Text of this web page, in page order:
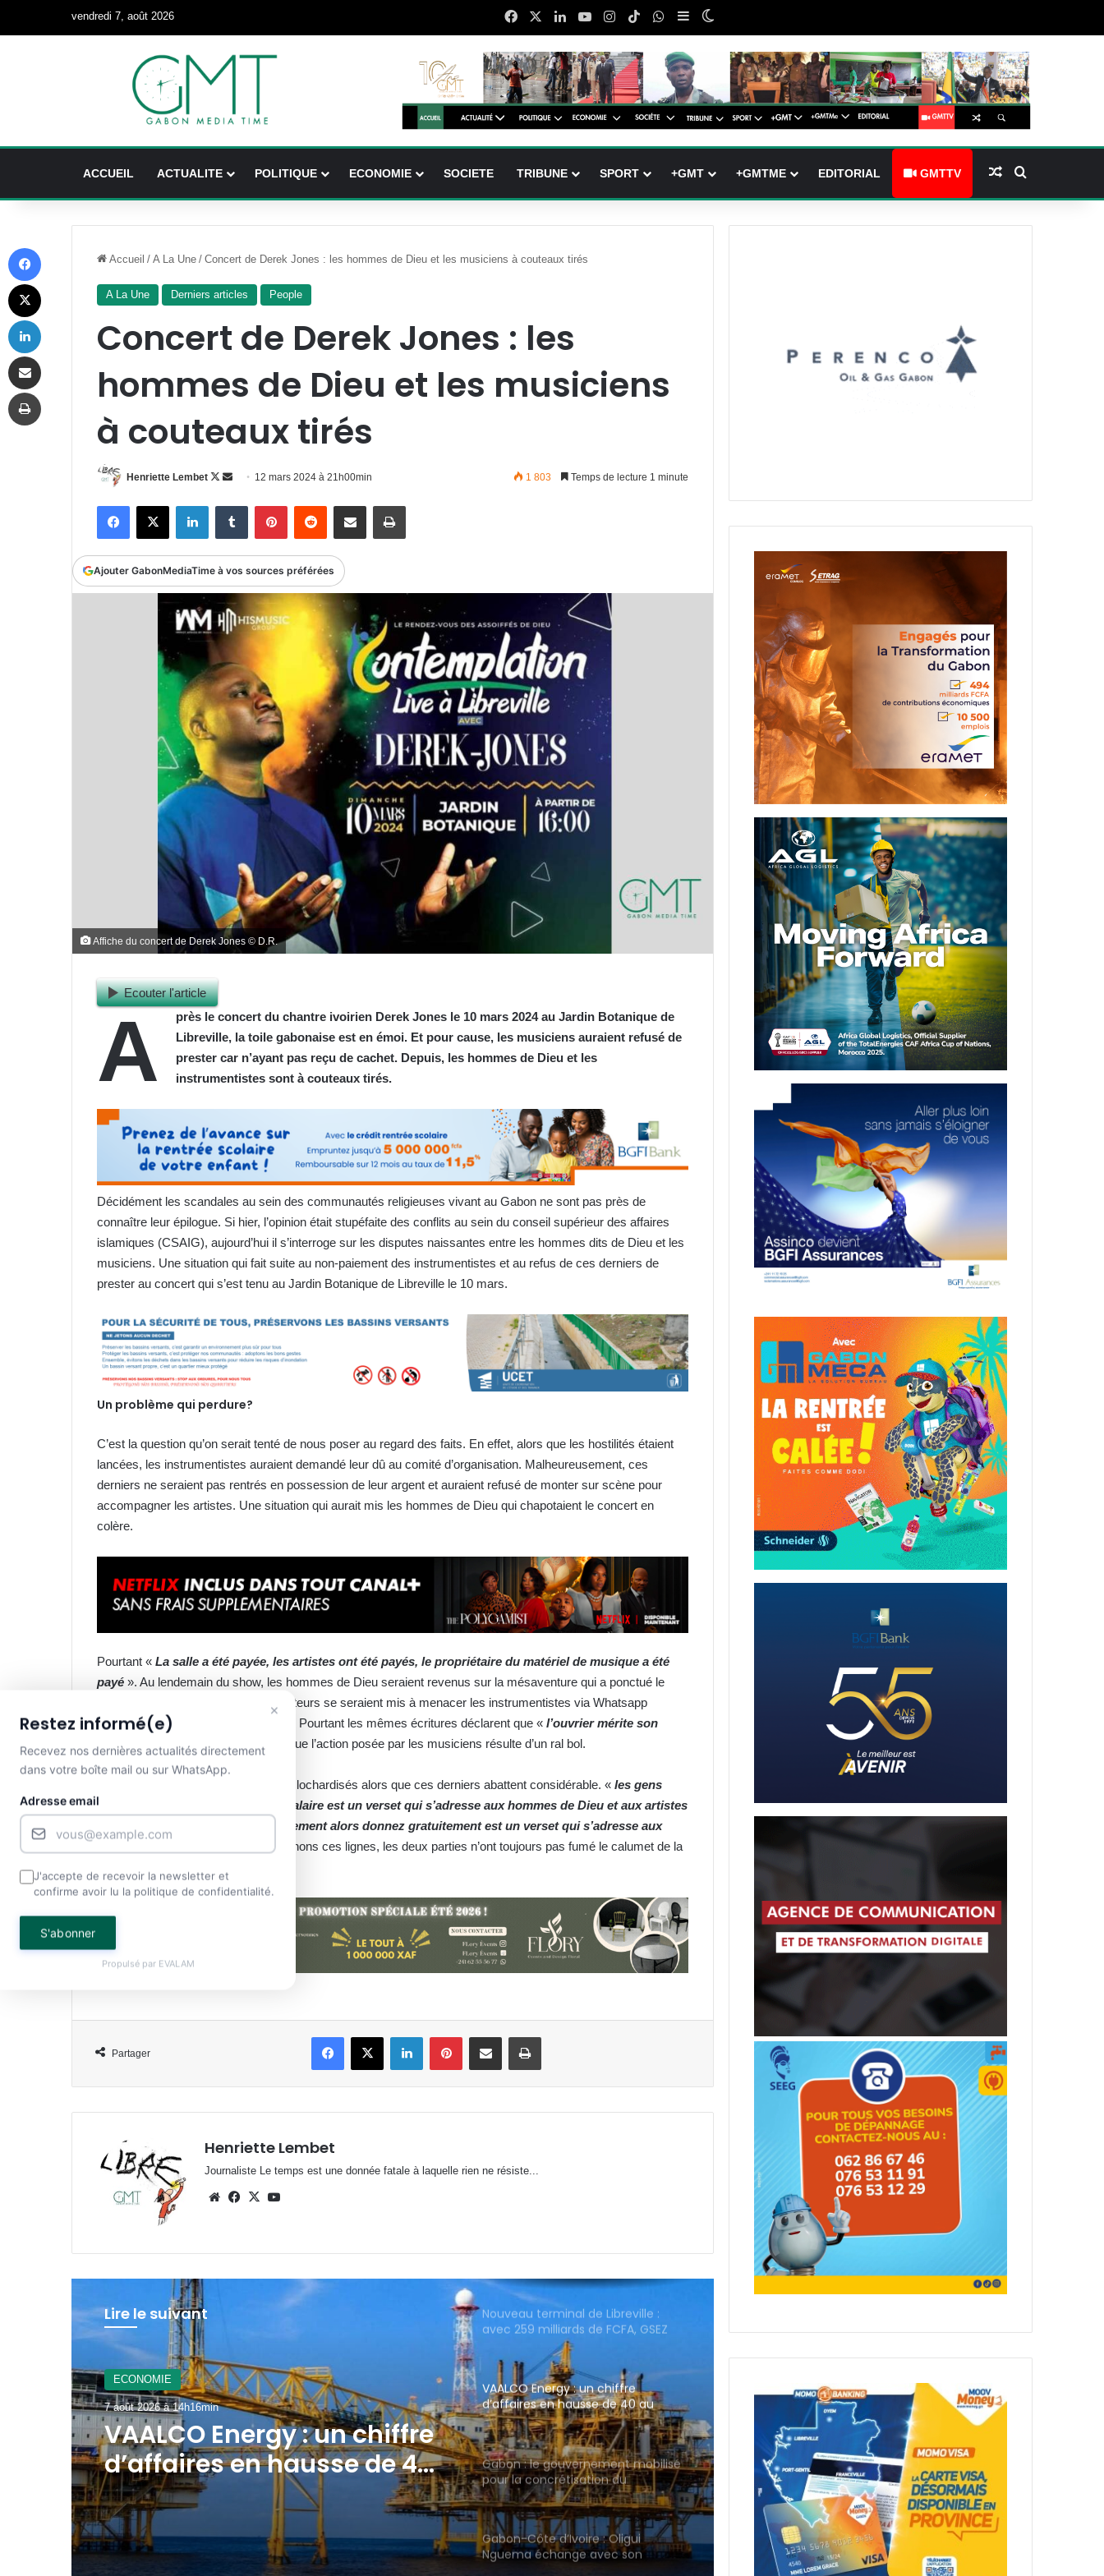
vendredi 7, août 2026 FacebookLinkedinYouTubeInstagram
TikTokWhatsApp
Sidebar (barre latérale)
ACCUEIL ACTUALITE POLITIQUE ECONOMIE SOCIETE TRIBUNE SPORT +GMT +GMTME EDITORIAL GMTTV Article Aléatoire
Accueil / A La Une / Concert de Derek Jones : les hommes de Dieu et les musiciens à couteaux tirés
A La Une Derniers articles People
Concert de Derek Jones : les
hommes de Dieu et les musiciens
à couteaux tirés
Henriette Lembet
Follow
Envoyer
courriel
12 mars 2024 à 21h00min 1 803 Temps de lecture 1 minute
FacebookX LinkedinTumblr PinterestReddit Partager par email Imprimer
Ajouter GabonMediaTime à vos sources préférées
Affiche du concert de Derek Jones © D.R.
Ecouter l'article
A
près le concert du chantre ivoirien Derek Jones le 10 mars 2024 au Jardin Botanique de
Libreville, la toile gabonaise est en émoi. Et pour cause, les musiciens auraient refusé de
prester car n’ayant pas reçu de cachet. Depuis, les hommes de Dieu et les
instrumentistes sont à couteaux tirés.
Décidément les scandales au sein des communautés religieuses vivant au Gabon ne sont pas près de
connaître leur épilogue. Si hier, l’opinion était stupéfaite des conflits au sein du conseil supérieur des affaires
islamiques (CSAIG), aujourd’hui il s’interroge sur les disputes naissantes entre les hommes dits de Dieu et les
musiciens. Une situation qui fait suite au non-paiement des instrumentistes et au refus de ces derniers de
prester au concert qui s’est tenu au Jardin Botanique de Libreville le 10 mars.
Un problème qui perdure?
C’est la question qu’on serait tenté de nous poser au regard des faits. En effet, alors que les hostilités étaient
lancées, les instrumentistes auraient demandé leur dû au comité d’organisation. Malheureusement, ces
derniers ne seraient pas rentrés en possession de leur argent et auraient refusé de monter sur scène pour
accompagner les artistes. Une situation qui aurait mis les hommes de Dieu qui chapotaient le concert en
colère.
Pourtant « La salle a été payée, les artistes ont été payés, le propriétaire du matériel de musique a été
payé ». Au lendemain du show, les hommes de Dieu seraient revenus sur la mésaventure qui a ponctué le
concert. Selon des sources, des pasteurs se seraient mis à menacer les instrumentistes via Whatsapp
s’appuyant sur des versets bibliques. Pourtant les mêmes écritures déclarent que « l’ouvrier mérite son
salaire
». La même source précise que l’action posée par les musiciens résulte d’un ral bol.
Les musiciens auraient toujours été clochardisés alors que ces derniers abattent considérable. « les gens
pensent que l’ouvrier mérite son salaire est un verset qui s’adresse aux hommes de Dieu et aux artistes
gospels. Et vous avez reçu gratuitement alors donnez gratuitement est un verset qui s’adresse aux
musiciens
». A l’heure où nous couchons ces lignes, les deux parties n’ont toujours pas fumé le calumet de la
Partager
FacebookX LinkedinPinterestPartager par email Imprimer
Henriette Lembet
Journaliste Le temps est une donnée fatale à laquelle rien ne résiste...
WebsiteFacebook
X
Lire le suivant
A La Une
7 août 2026 à 12h21min
Gabon : le gouvernement
mobilisé pour la
concrétisation du
mégaprojet de Fer de
Baniaka
jusqu’au 31 août
Libreville : plus d’une tonne de
cannabis saisie
professionnelles
Affaire Bilie-By-Nze : EPG demande
Cybersécurité : la SEEG révèle avoir
perdu près de 95 % de ses
avec 259 milliards de FCFA, GSEZ
chère de la sous-région ?
VAALCO Energy : un chiffre
d’affaires en hausse de 40 au
2ème trimestre 2026
Gabon : le gouvernement mobilisé
pour la concrétisation du
mégaprojet de Fer de Baniaka
Gabon-Côte d’Ivoire : Oligui
Nguema échange avec son
homologue Alassane Dramane
Ouattara
Gabon : la Task Force lance un
audit du FGIS, de GOC et de la
×
Restez informé(e)
Recevez nos dernières actualités directement
dans votre boîte mail ou sur WhatsApp.
Adresse email
J'accepte de recevoir la newsletter et
confirme avoir lu la politique de confidentialité.
S'abonner
Propulsé par EVALAM